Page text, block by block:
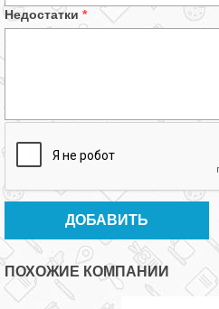
Недостатки *
ПОХОЖИЕ КОМПАНИИ